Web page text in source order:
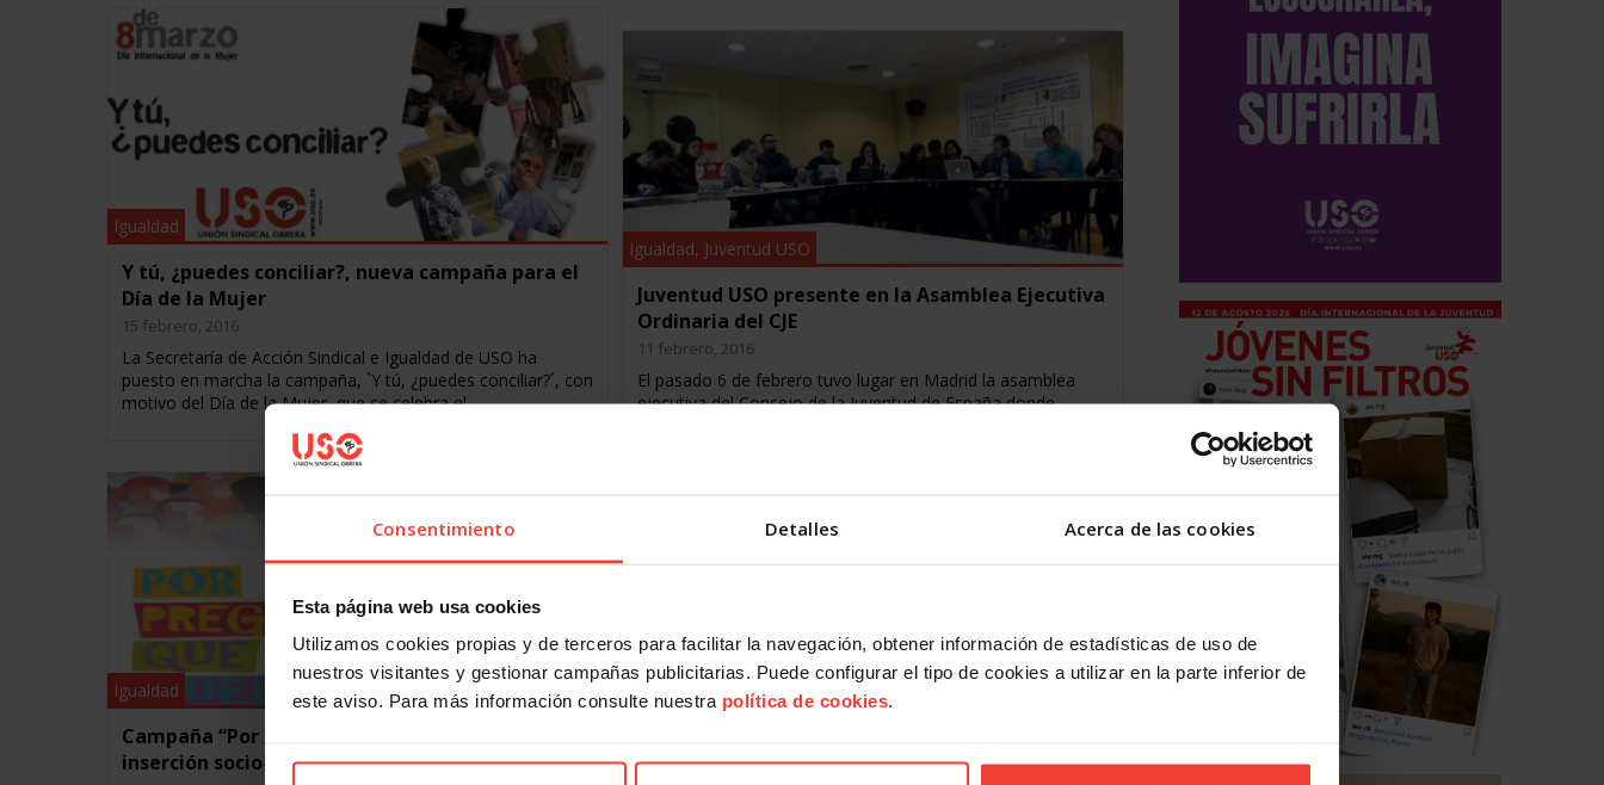
Consentimiento Detalles Acerca de las cookies
Esta página web usa cookies
Utilizamos cookies propias y de terceros para facilitar la navegación, obtener información de estadísticas de uso de
nuestros visitantes y gestionar campañas publicitarias. Puede configurar el tipo de cookies a utilizar en la parte inferior de
este aviso. Para más información consulte nuestra política de cookies.
Igualdad
Y tú, ¿puedes conciliar?, nueva campaña para el
Día de la Mujer
15 febrero, 2016
La Secretaría de Acción Sindical e Igualdad de USO ha
puesto en marcha la campaña, `Y tú, ¿puedes conciliar?´, con
motivo del Día de la Mujer, que se celebra el…
Igualdad, Juventud USO
Juventud USO presente en la Asamblea Ejecutiva
Ordinaria del CJE
11 febrero, 2016
El pasado 6 de febrero tuvo lugar en Madrid la asamblea
ejecutiva del Consejo de la Juventud de España donde
Igualdad
Campaña “Por preguntar que no quede” de
inserción socio-laboral de inmigrantes